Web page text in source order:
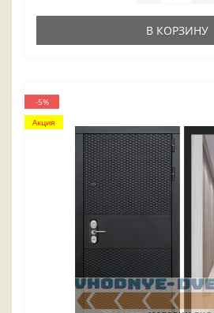
В КОРЗИНУ
-5%
Акция